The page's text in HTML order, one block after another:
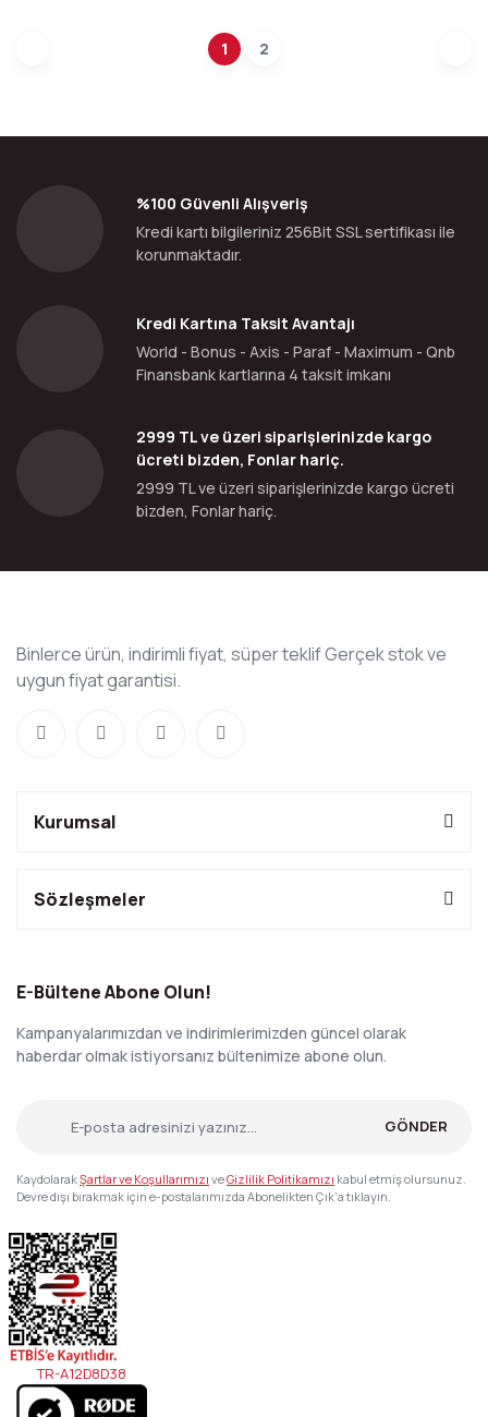
1 2
%100 Güvenli Alışveriş
Kredi kartı bilgileriniz 256Bit SSL sertifikası ile
korunmaktadır.
Kredi Kartına Taksit Avantajı
World - Bonus - Axis - Paraf - Maximum - Qnb
Finansbank kartlarına 4 taksit imkanı
2999 TL ve üzeri siparişlerinizde kargo
ücreti bizden, Fonlar hariç.
2999 TL ve üzeri siparişlerinizde kargo ücreti
bizden, Fonlar hariç.
Binlerce ürün, indirimli fiyat, süper teklif Gerçek stok ve
uygun fiyat garantisi.
Kurumsal
Sözleşmeler
E-Bültene Abone Olun!
Kampanyalarımızdan ve indirimlerimizden güncel olarak
haberdar olmak istiyorsanız bültenimize abone olun.
GÖNDER
KaydolarakŞartlar ve Koşullarımızı veGizlilik Politikamızı kabul etmiş olursunuz.
Devre dışı bırakmak için e-postalarımızda Abonelikten Çık'a tıklayın.
TR-A12D8D38